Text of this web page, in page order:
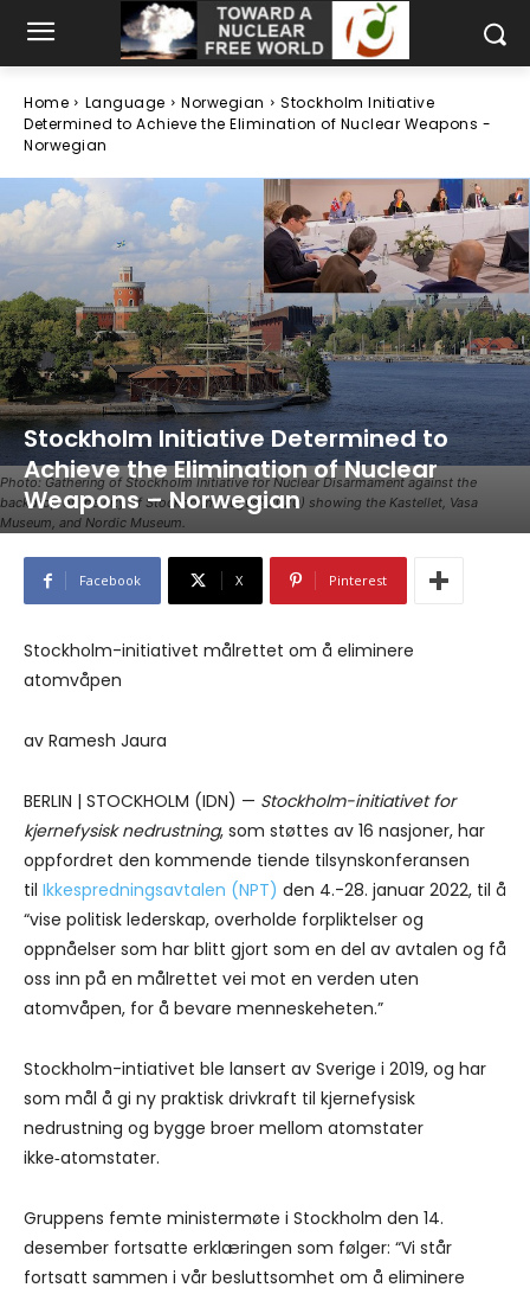
Home Language Norwegian
Stockholm Initiative
Determined to Achieve the Elimination of Nuclear Weapons -
Norwegian
Photo: Gathering of Stockholm Initiative for Nuclear Disarmament against the
backdrop of the city of Stockholm (August 2020) showing the Kastellet, Vasa
Museum, and Nordic Museum.
Stockholm Initiative Determined to
Achieve the Elimination of Nuclear
Weapons – Norwegian
Facebook X Pinterest
Stockholm-initiativet målrettet om å eliminere
atomvåpen
av Ramesh Jaura
BERLIN | STOCKHOLM (IDN) — Stockholm-initiativet for
kjernefysisk nedrustning, som støttes av 16 nasjoner, har
oppfordret den kommende tiende tilsynskonferansen
til Ikkespredningsavtalen (NPT) den 4.-28. januar 2022, til å
“vise politisk lederskap, overholde forpliktelser og
oppnåelser som har blitt gjort som en del av avtalen og få
oss inn på en målrettet vei mot en verden uten
atomvåpen, for å bevare menneskeheten.”
Stockholm-intiativet ble lansert av Sverige i 2019, og har
som mål å gi ny praktisk drivkraft til kjernefysisk
nedrustning og bygge broer mellom atomstater
ikke‑atomstater.
Gruppens femte ministermøte i Stockholm den 14.
desember fortsatte erklæringen som følger: “Vi står
fortsatt sammen i vår besluttsomhet om å eliminere